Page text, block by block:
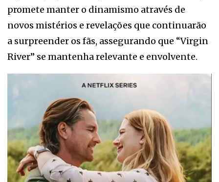
promete manter o dinamismo através de
novos mistérios e revelações que continuarão
a surpreender os fãs, assegurando que “Virgin
River” se mantenha relevante e envolvente.